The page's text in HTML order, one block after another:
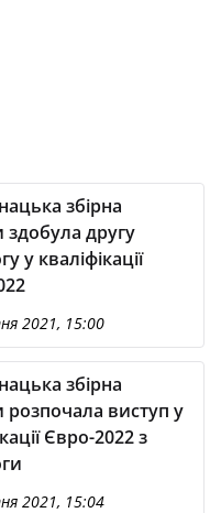
збірна
здобула другу
у кваліфікації
2021, 15:00
збірна
розпочала виступ у
Євро-2022 з
2021, 15:04